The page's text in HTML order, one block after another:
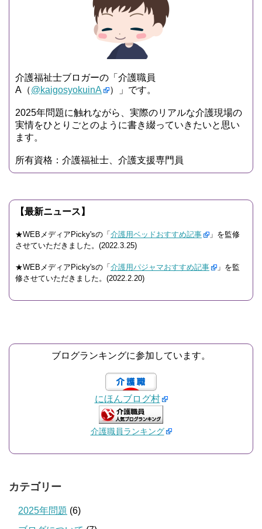
介護福祉士ブロガーの「介護職員
A（@kaigosyokuinA ）」です。
2025年問題に触れながら、実際のリアルな介護現場の
実情をひとりごとのように書き綴っていきたいと思い
ます。
所有資格：介護福祉士、介護支援専門員
【最新ニュース】
★WEBメディアPicky'sの「 介護用ベッドおすすめ記事
」を監修
させていただきました。(2022.3.25)
★WEBメディアPicky'sの「 介護用パジャマおすすめ記事
」を監
修させていただきました。(2022.2.20)
ブログランキングに参加しています。
にほんブログ村
介護職員ランキング
カテゴリー
2025年問題 (6)